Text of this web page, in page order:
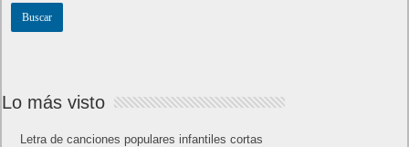
Lo más visto
Letra de canciones populares infantiles cortas